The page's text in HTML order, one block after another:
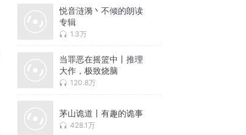
悦音涟漪丶不倾的朗读
专辑
1.3万
当罪恶在摇篮中丨推理
大作，极致烧脑
120.8万
茅山诡道丨有趣的诡事
428.1万